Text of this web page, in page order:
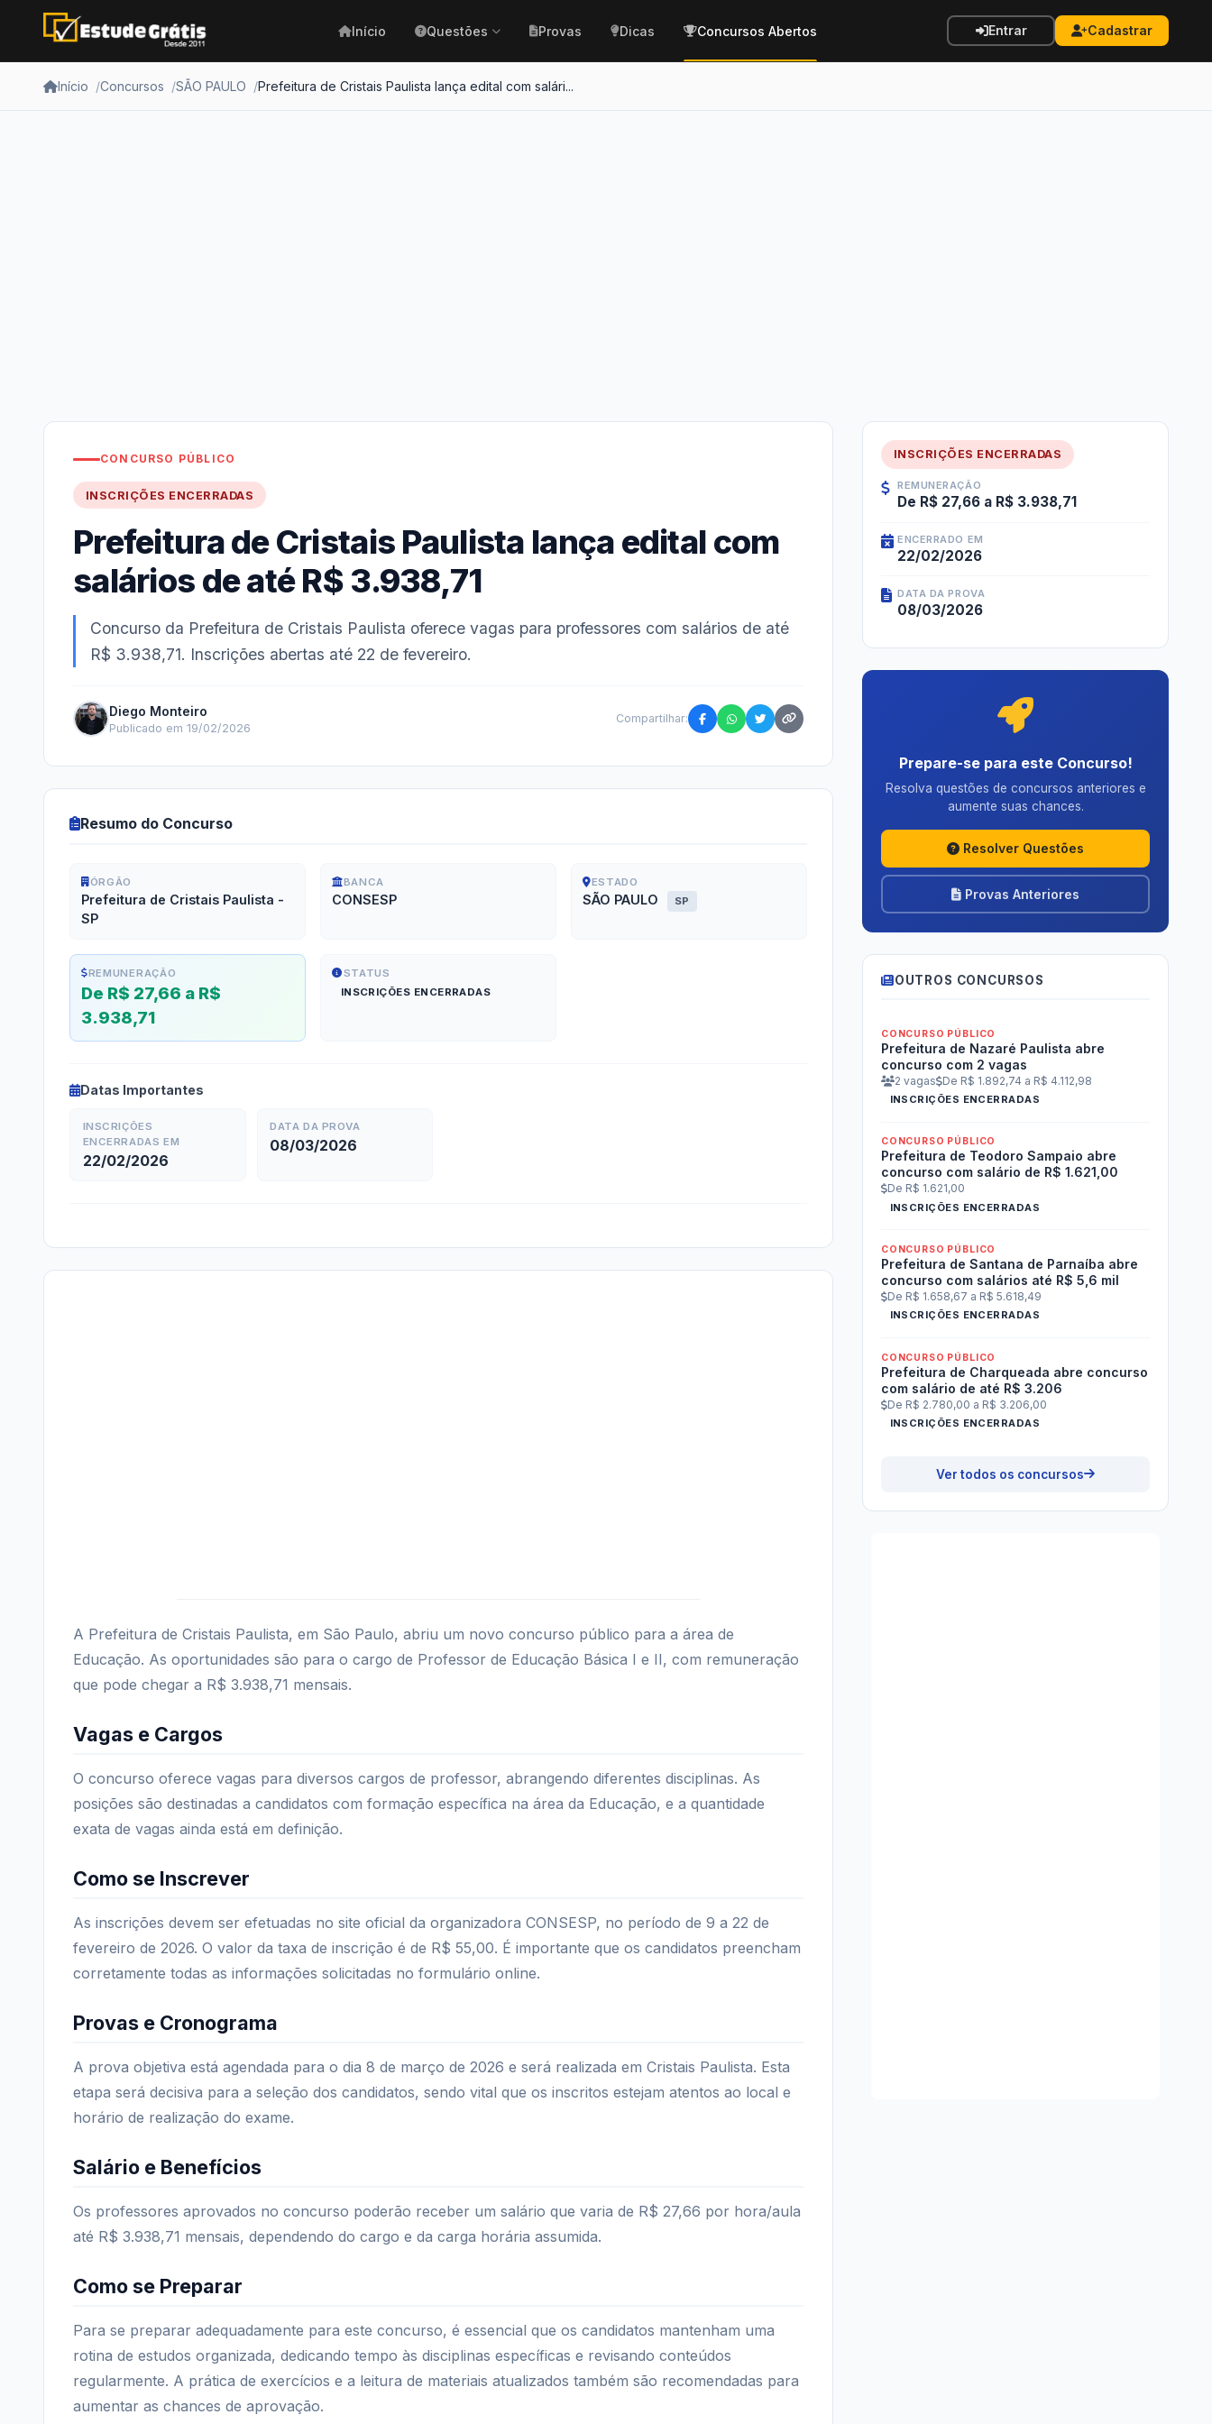
Início Questões Provas Dicas Concursos Abertos Entrar Cadastrar
Início Concursos SÃO PAULO Prefeitura de Cristais Paulista lança edital com salári...
CONCURSO PÚBLICO
INSCRIÇÕES ENCERRADAS
Prefeitura de Cristais Paulista lança edital com
salários de até R$ 3.938,71
Concurso da Prefeitura de Cristais Paulista oferece vagas para professores com salários de até
R$ 3.938,71. Inscrições abertas até 22 de fevereiro.
Diego Monteiro
Publicado em 19/02/2026
Compartilhar:
Resumo do Concurso
ÓRGÃO
Prefeitura de Cristais Paulista -
SP
BANCA
CONSESP
ESTADO
SÃO PAULO SP
REMUNERAÇÃO
De R$ 27,66 a R$
3.938,71
STATUS
INSCRIÇÕES ENCERRADAS
Datas Importantes
INSCRIÇÕES
ENCERRADAS EM
22/02/2026
DATA DA PROVA
08/03/2026
A Prefeitura de Cristais Paulista, em São Paulo, abriu um novo concurso público para a área de
Educação. As oportunidades são para o cargo de Professor de Educação Básica I e II, com remuneração
que pode chegar a R$ 3.938,71 mensais.
Vagas e Cargos
O concurso oferece vagas para diversos cargos de professor, abrangendo diferentes disciplinas. As
posições são destinadas a candidatos com formação específica na área da Educação, e a quantidade
exata de vagas ainda está em definição.
Como se Inscrever
As inscrições devem ser efetuadas no site oficial da organizadora CONSESP, no período de 9 a 22 de
fevereiro de 2026. O valor da taxa de inscrição é de R$ 55,00. É importante que os candidatos preencham
corretamente todas as informações solicitadas no formulário online.
Provas e Cronograma
A prova objetiva está agendada para o dia 8 de março de 2026 e será realizada em Cristais Paulista. Esta
etapa será decisiva para a seleção dos candidatos, sendo vital que os inscritos estejam atentos ao local e
horário de realização do exame.
Salário e Benefícios
Os professores aprovados no concurso poderão receber um salário que varia de R$ 27,66 por hora/aula
até R$ 3.938,71 mensais, dependendo do cargo e da carga horária assumida.
Como se Preparar
Para se preparar adequadamente para este concurso, é essencial que os candidatos mantenham uma
rotina de estudos organizada, dedicando tempo às disciplinas específicas e revisando conteúdos
regularmente. A prática de exercícios e a leitura de materiais atualizados também são recomendadas para
aumentar as chances de aprovação.
INSCRIÇÕES ENCERRADAS
REMUNERAÇÃO
De R$ 27,66 a R$ 3.938,71
ENCERRADO EM
22/02/2026
DATA DA PROVA
08/03/2026
Prepare-se para este Concurso!
Resolva questões de concursos anteriores e
aumente suas chances.
Resolver Questões
Provas Anteriores
OUTROS CONCURSOS
CONCURSO PÚBLICO
Prefeitura de Nazaré Paulista abre
concurso com 2 vagas
2 vagas De R$ 1.892,74 a R$ 4.112,98
INSCRIÇÕES ENCERRADAS
CONCURSO PÚBLICO
Prefeitura de Teodoro Sampaio abre
concurso com salário de R$ 1.621,00
De R$ 1.621,00
INSCRIÇÕES ENCERRADAS
CONCURSO PÚBLICO
Prefeitura de Santana de Parnaíba abre
concurso com salários até R$ 5,6 mil
De R$ 1.658,67 a R$ 5.618,49
INSCRIÇÕES ENCERRADAS
CONCURSO PÚBLICO
Prefeitura de Charqueada abre concurso
com salário de até R$ 3.206
De R$ 2.780,00 a R$ 3.206,00
INSCRIÇÕES ENCERRADAS
Ver todos os concursos